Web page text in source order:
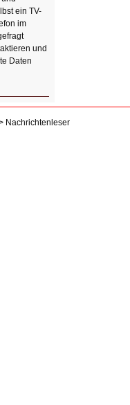
ein TV-
im
und
Daten
Nachrichtenleser